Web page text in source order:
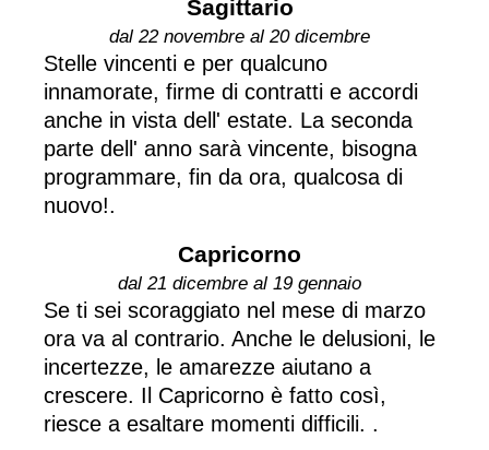
Sagittario
dal 22 novembre al 20 dicembre
Stelle vincenti e per qualcuno
innamorate, firme di contratti e accordi
anche in vista dell' estate. La seconda
parte dell' anno sarà vincente, bisogna
programmare, fin da ora, qualcosa di
nuovo!.
Capricorno
dal 21 dicembre al 19 gennaio
Se ti sei scoraggiato nel mese di marzo
ora va al contrario. Anche le delusioni, le
incertezze, le amarezze aiutano a
crescere. Il Capricorno è fatto così,
riesce a esaltare momenti difficili. .